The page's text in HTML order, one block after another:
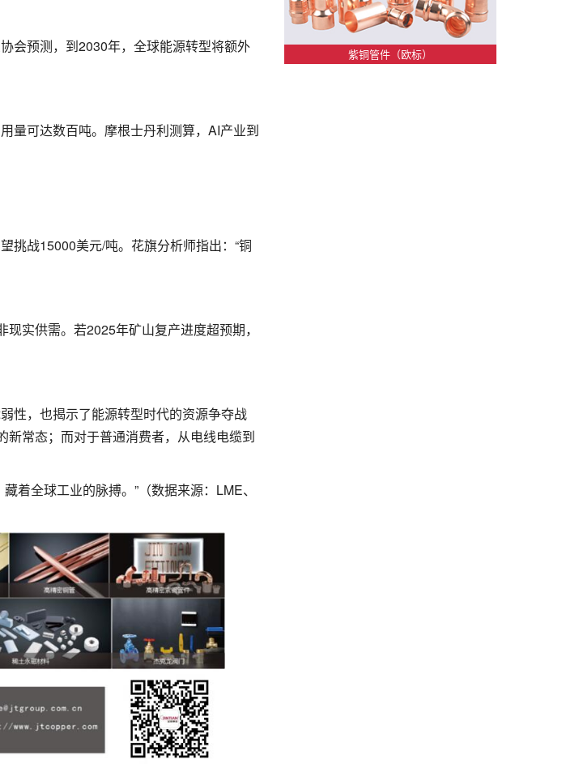
会预测，到2030年，全球能源转型将额外
量可达数百吨。摩根士丹利测算，AI产业到
挑战15000美元/吨。花旗分析师指出：“铜
实供需。若2025年矿山复产进度超预期，
性，也揭示了能源转型时代的资源争夺战
新常态；而对于普通消费者，从电线电缆到
全球工业的脉搏。”（数据来源：LME、
紫铜管件（欧标）